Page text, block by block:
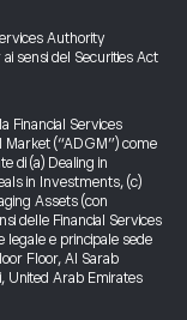
Authority
sensi del Securities Act
Financial Services
Market (“ADGM”) come
di (a) Dealing in
in Investments, (c)
Assets (con
delle Financial Services
legale e principale sede
Floor, Al Sarab
United Arab Emirates